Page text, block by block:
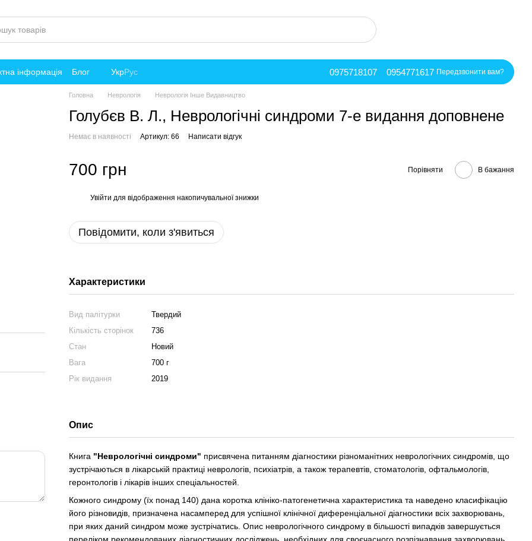
інформація Блог УкрРус 0975718107 0954771617 Передзвонити вам?
Головна Неврологія Неврологія Інше Видавництво
Голубєв В. Л., Неврологічні синдроми 7-е видання доповнене
Немає в наявності Артикул: 66 Написати відгук
700 грн Порівняти В бажання
Увійти для відображення накопичувальної знижки
Повідомити, коли з'явиться
Характеристики
Вид палітурки
Твердий
Кількість сторінок
736
Стан
Новий
Вага
700 г
Рік видання
2019
Опис
Книга "Неврологічні синдроми" присвячена питанням діагностики різноманітних неврологічних синдромів, що
зустрічаються в лікарській практиці неврологів, психіатрів, а також терапевтів, стоматологів, офтальмологів,
геронтологів і лікарів інших спеціальностей.
Кожного синдрому (їх понад 140) дана коротка клініко-патогенетична характеристика та наведено класифікацію
його різновидів, призначена насамперед для успішної клінічної диференціальної діагностики всіх захворювань,
при яких даний синдром може зустрічатись. Опис неврологічного синдрому в більшості випадків завершується